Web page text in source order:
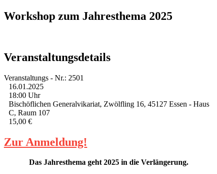
Workshop zum Jahresthema 2025
Veranstaltungsdetails
Veranstaltungs - Nr.: 2501
16.01.2025
18:00 Uhr
Bischöflichen Generalvikariat, Zwölfling 16, 45127 Essen - Haus
C, Raum 107
15,00 €
Zur Anmeldung!
Das Jahresthema geht 2025 in die Verlängerung.